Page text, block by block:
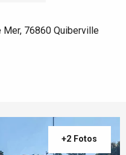
Mer, 76860 Quiberville
+2 Fotos